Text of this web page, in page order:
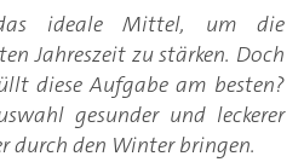
ideale Mittel, um die
Jahreszeit zu stärken. Doch
diese Aufgabe am besten?
gesunder und leckerer
durch den Winter bringen.